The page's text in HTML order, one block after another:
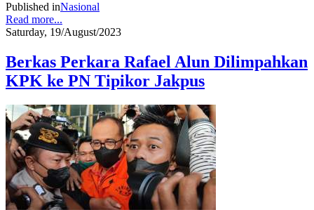
Published inNasional
Read more...
Saturday, 19/August/2023
Berkas Perkara Rafael Alun Dilimpahkan
KPK ke PN Tipikor Jakpus